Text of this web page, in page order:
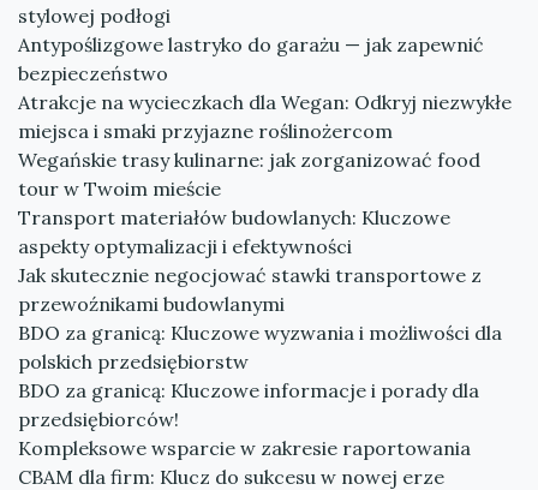
stylowej podłogi
Antypoślizgowe lastryko do garażu — jak zapewnić
bezpieczeństwo
Atrakcje na wycieczkach dla Wegan: Odkryj niezwykłe
miejsca i smaki przyjazne roślinożercom
Wegańskie trasy kulinarne: jak zorganizować food
tour w Twoim mieście
Transport materiałów budowlanych: Kluczowe
aspekty optymalizacji i efektywności
Jak skutecznie negocjować stawki transportowe z
przewoźnikami budowlanymi
BDO za granicą: Kluczowe wyzwania i możliwości dla
polskich przedsiębiorstw
BDO za granicą: Kluczowe informacje i porady dla
przedsiębiorców!
Kompleksowe wsparcie w zakresie raportowania
CBAM dla firm: Klucz do sukcesu w nowej erze